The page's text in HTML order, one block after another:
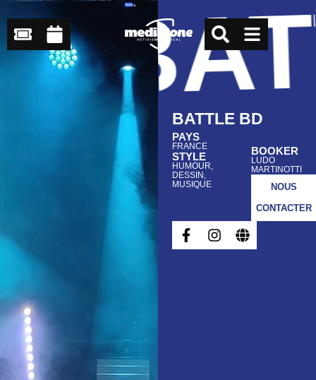
BATTLE BD
PAYS
FRANCE
STYLE
HUMOUR,
DESSIN,
MUSIQUE
BOOKER
LUDO
MARTINOTTI
NOUS
CONTACTER